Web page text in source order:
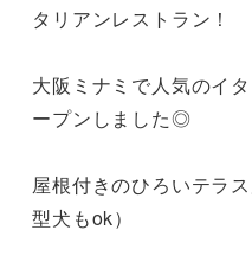
タリアンレストラン！
大阪ミナミで人気のイ
ープンしました◎
屋根付きのひろいテラ
型犬もok）